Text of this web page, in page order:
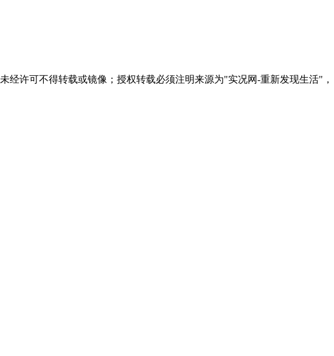
许可不得转载或镜像；授权转载必须注明来源为"实况网-重新发现生活"，